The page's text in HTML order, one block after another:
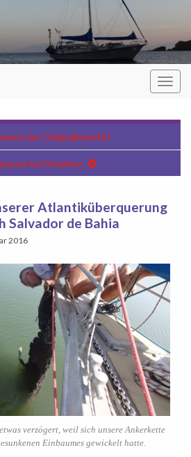
der Originalbericht!
bei Stephan
Atlantiküberquerung
Salvador de Bahia
2016
verzögert, weil sich unsere Ankerkette
Einbaumes gewickelt hatte.